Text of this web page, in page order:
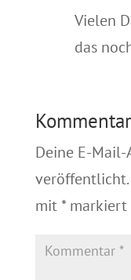
Vielen
das
Deine E-
veröffentlicht.
mit*markiert